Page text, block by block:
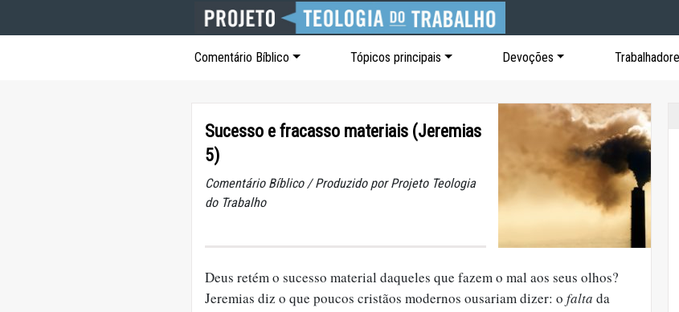
Comentário Bíblico Tópicos principais Devoções
Sucesso e fracasso materiais (Jeremias
5)
Comentário Bíblico / Produzido por Projeto Teologia
do Trabalho
Deus retém o sucesso material daqueles que fazem o mal aos seus olhos?
Jeremias diz o que poucos cristãos modernos ousariam dizer: o falta da